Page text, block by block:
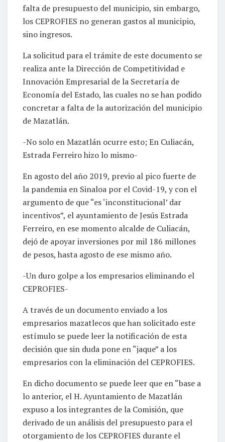
falta de presupuesto del municipio, sin embargo,
los CEPROFIES no generan gastos al municipio,
sino ingresos.
La solicitud para el trámite de este documento se
realiza ante la Dirección de Competitividad e
Innovación Empresarial de la Secretaría de
Economía del Estado, las cuales no se han podido
concretar a falta de la autorización del municipio
de Mazatlán.
-No solo en Mazatlán ocurre esto; En Culiacán,
Estrada Ferreiro hizo lo mismo-
En agosto del año 2019, previo al pico fuerte de
la pandemia en Sinaloa por el Covid-19, y con el
argumento de que “es ‘inconstitucional’ dar
incentivos”, el ayuntamiento de Jesús Estrada
Ferreiro, en ese momento alcalde de Culiacán,
dejó de apoyar inversiones por mil 186 millones
de pesos, hasta agosto de ese mismo año.
-Un duro golpe a los empresarios eliminando el
CEPROFIES-
A través de un documento enviado a los
empresarios mazatlecos que han solicitado este
estímulo se puede leer la notificación de esta
decisión que sin duda pone en “jaque” a los
empresarios con la eliminación del CEPROFIES.
En dicho documento se puede leer que en “base a
lo anterior, el H. Ayuntamiento de Mazatlán
expuso a los integrantes de la Comisión, que
derivado de un análisis del presupuesto para el
otorgamiento de los CEPROFIES durante el